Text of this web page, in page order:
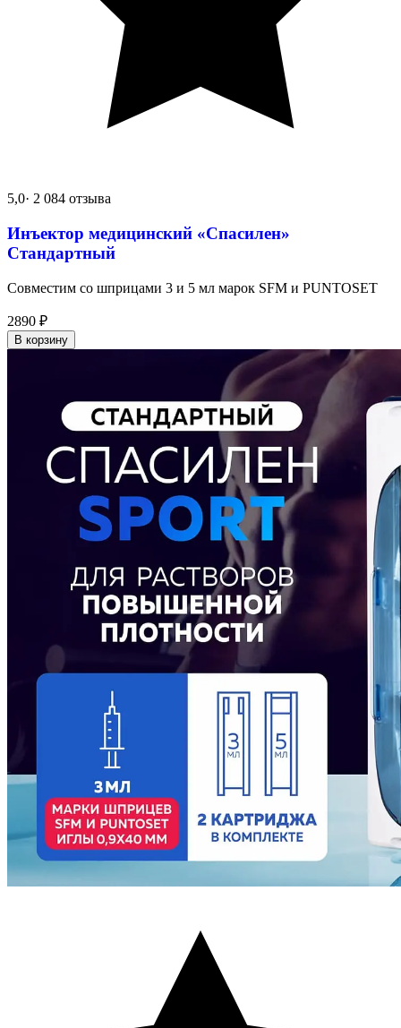
5,0· 2 084 отзыва
Инъектор медицинский «Спасилен»
Стандартный
Совместим со шприцами 3 и 5 мл марок SFM и PUNTOSET
2890 ₽
В корзину